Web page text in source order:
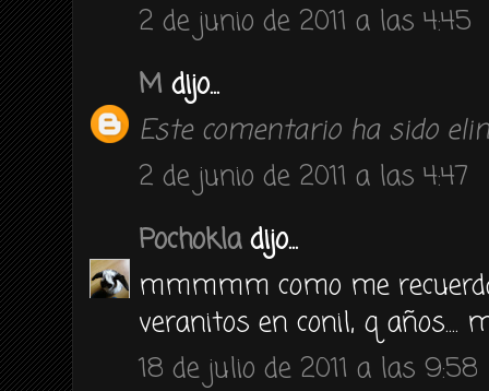
2 de junio de 2011 a las 4:45
M dijo...
Este comentario ha sido
2 de junio de 2011 a las 4:47
Pochokladijo...
mmmmm como me
veranitos en conil, q años....
18 de julio de 2011 a las 9:58